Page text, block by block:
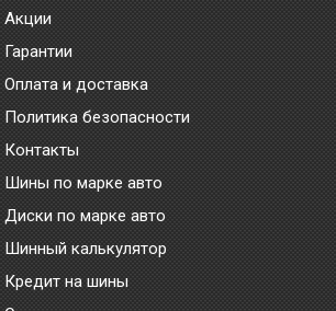
Акции
Гарантии
Оплата и доставка
Политика безопасности
Контакты
Шины по марке авто
Диски по марке авто
Шинный калькулятор
Кредит на шины